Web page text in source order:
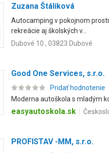
Zuzana Štáliková
Autocamping v pokojnom
rekreácie aj školských v...
Dubové 10 , 03823 Dubové
Good One Services, s.r.o.
Pridať hodnotenie
Moderna autoškola s mladým
easyautoskola.sk
PROFISTAV -MM, s.r.o.